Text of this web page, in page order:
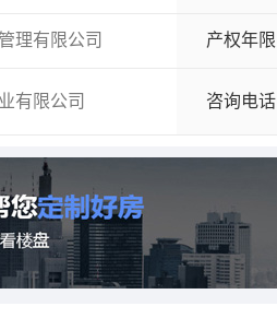
理有限公司 产权年限
有限公司 咨询电话